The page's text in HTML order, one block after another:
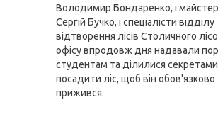
Володимир Бондаренко, і майстер
Сергій Бучко, і спеціалісти відділу
відтворення лісів Столичного
офісу впродовж дня надавали
студентам та ділилися
посадити ліс, щоб він обов'язково
прижився.